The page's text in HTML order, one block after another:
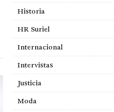
Historia
HR Suriel
Internacional
Intervistas
Justicia
Moda